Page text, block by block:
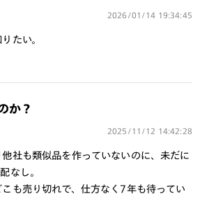
2026/01/14 19:34:45
たい。
か？
2025/11/12 14:42:28
社も類似品を作っていないのに、未だに
なし。
も売り切れで、仕方なく7年も待ってい